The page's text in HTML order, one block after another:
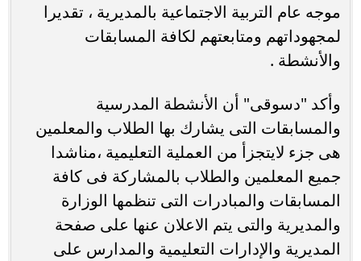
موجه عام التربية الاجتماعية بالمديرية ، تقديرا
لمجهوداتهم ومتابعتهم لكافة المسابقات
والأنشطة .
وأكد "دسوقى" أن الأنشطة المدرسية
والمسابقات التى يشارك بها الطلاب والمعلمين
هى جزء لايتجزأ من العملية التعليمية ،مناشدا
جميع المعلمين والطلاب بالمشاركة فى كافة
المسابقات والمبادرات التى تنظمها الوزارة
والمديرية والتى يتم الاعلان عنها على صفحة
المديرية والإدارات التعليمية والمدارس على